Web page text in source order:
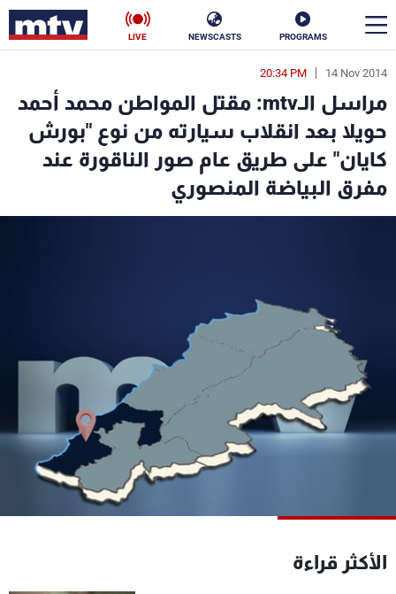
PROGRAMS
NEWSCASTS
LIVE
14 Nov 2014
20:34 PM
مراسل الـmtv: مقتل المواطن محمد أحمد
حويلا بعد انقلاب سيارته من نوع "بورش
كايان" على طريق عام صور الناقورة عند
مفرق البياضة المنصوري
الأكثر قراءة
en
الأخبار
سياسة ناس
إقتصاد فن
البرامج
جدول البرامج
شاهد البرامج
الترددات
الإنـتـاج
تواصل معنا